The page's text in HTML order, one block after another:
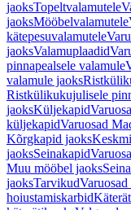
jaoksTopeltvalamutele
jaoksMööbelvalamutele
kätepesuvalamutele
jaoksValamuplaadid
pinnapealsele valamule
valamule jaoks
Ristkülikukujulisele
jaoksKüljekapid
küljekapidVaruosad
Kõrgkapid jaoks
jaoksSeinakapid
Muu mööbel jaoks
jaoksTarvikud
hoiustamiskarbid